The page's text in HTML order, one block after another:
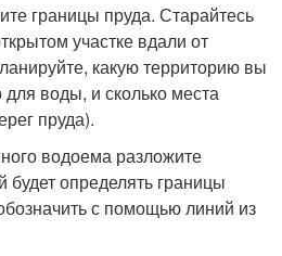
границы пруда. Старайтесь
участке вдали от
какую территорию вы
воды, и сколько места
пруда).
водоема разложите
определять границы
с помощью линий из